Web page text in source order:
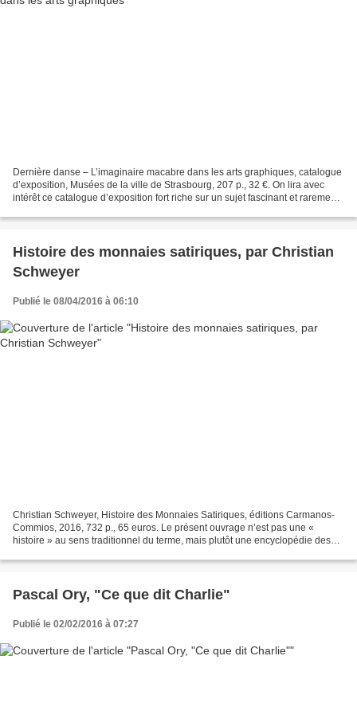
Dernière danse – L’imaginaire macabre dans les arts graphiques, catalogue
d’exposition, Musées de la ville de Strasbourg, 207 p., 32 €. On lira avec
intérêt ce catalogue d’exposition fort riche sur un sujet fascinant et rarement
Histoire des monnaies satiriques, par Christian
Schweyer
Publié le 08/04/2016 à 06:10
Christian Schweyer, Histoire des Monnaies Satiriques, éditions Carmanos-
Commios, 2016, 732 p., 65 euros. Le présent ouvrage n’est pas une «
histoire » au sens traditionnel du terme, mais plutôt une encyclopédie des
Pascal Ory, "Ce que dit Charlie"
Publié le 02/02/2016 à 07:27